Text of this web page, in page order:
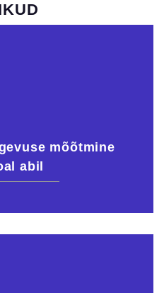
mõõtmine
abil